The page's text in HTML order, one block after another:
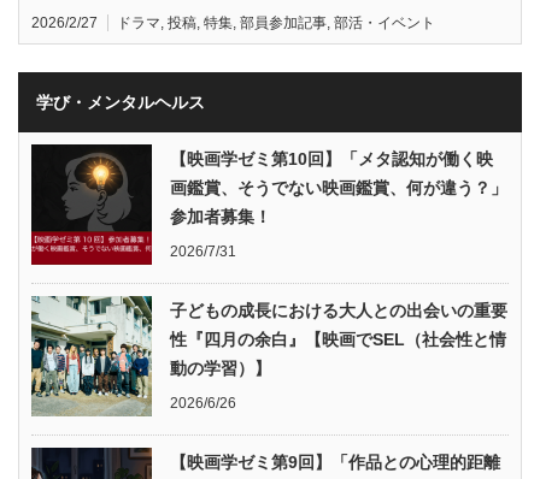
2026/2/27 ドラマ 投稿 特集 部員参加記事 部活・イベント
学び・メンタルヘルス
【映画学ゼミ第10回】「メタ認知が働く映
画鑑賞、そうでない映画鑑賞、何が違う？」
参加者募集！
2026/7/31
子どもの成長における大人との出会いの重要
性『四月の余白』【映画でSEL（社会性と情
動の学習）】
2026/6/26
【映画学ゼミ第9回】「作品との心理的距離